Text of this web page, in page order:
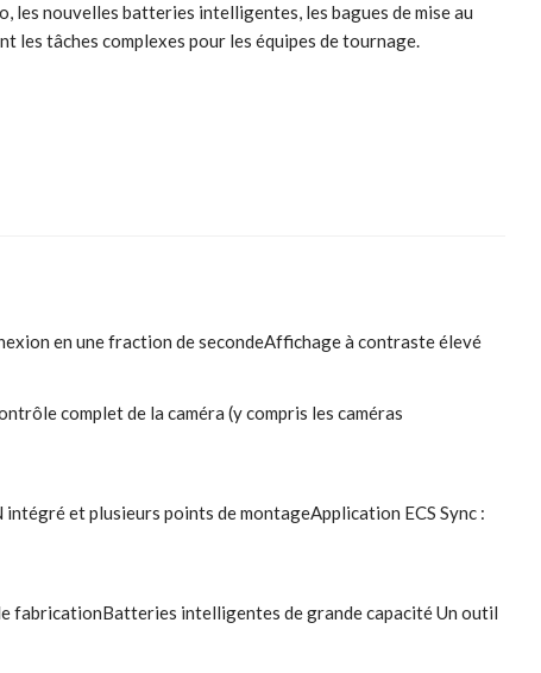
les nouvelles batteries intelligentes, les bagues de mise au
tâches complexes pour les équipes de tournage.
en une fraction de secondeAffichage à contraste élevé
complet de la caméra (y compris les caméras
et plusieurs points de montageApplication ECS Sync :
fabricationBatteries intelligentes de grande capacité Un outil